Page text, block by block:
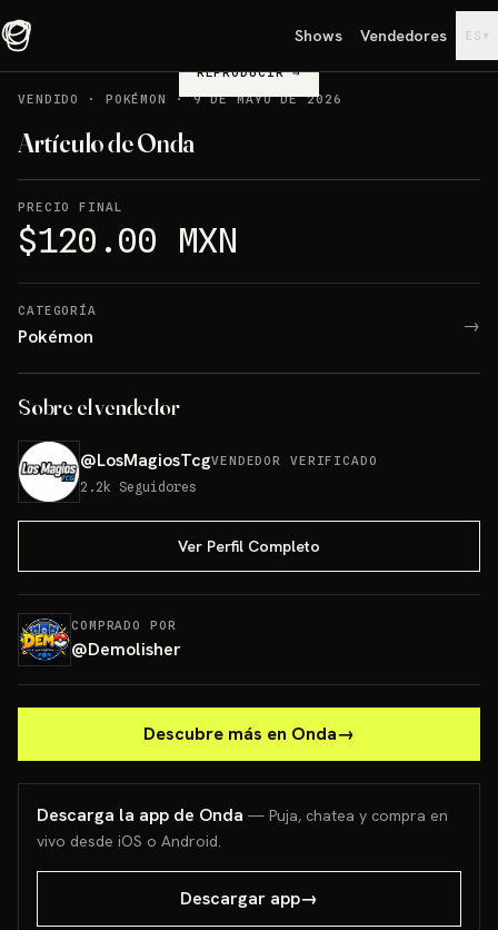
Shows Vendedores ES ▾
REPRODUCIR→
VENDIDO
· POKÉMON ·9 DE MAYO DE 2026
Artículo de Onda
PRECIO FINAL
$120.00 MXN
CATEGORÍA
Pokémon →
Sobre el vendedor
@LosMagiosTcgVENDEDOR VERIFICADO
2.2k Seguidores
Ver Perfil Completo
COMPRADO POR
@Demolisher
Descubre más en Onda→
Descarga la app de Onda — Puja, chatea y compra en
vivo desde iOS o Android.
Descargar app→